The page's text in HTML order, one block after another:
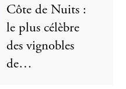
Côte de Nuits :
le plus célèbre
des vignobles
de…